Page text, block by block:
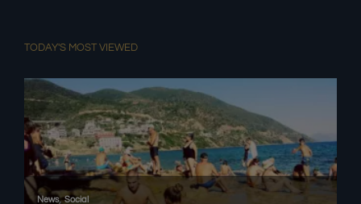
TODAY'S MOST VIEWED